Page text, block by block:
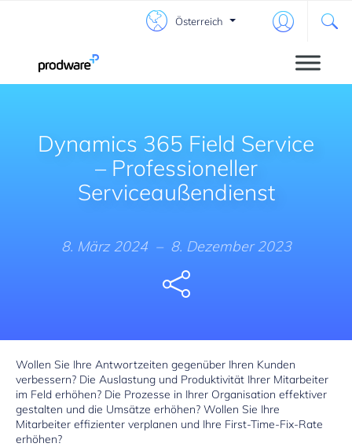
Österreich
Dynamics 365 Field Service
– Professioneller
Serviceaußendienst
8. März 2024– 8. Dezember 2023
Wollen Sie Ihre Antwortzeiten gegenüber Ihren Kunden
verbessern? Die Auslastung und Produktivität Ihrer Mitarbeiter
im Feld erhöhen? Die Prozesse in Ihrer Organisation effektiver
gestalten und die Umsätze erhöhen? Wollen Sie Ihre
Mitarbeiter effizienter verplanen und Ihre First-Time-Fix-Rate
erhöhen?